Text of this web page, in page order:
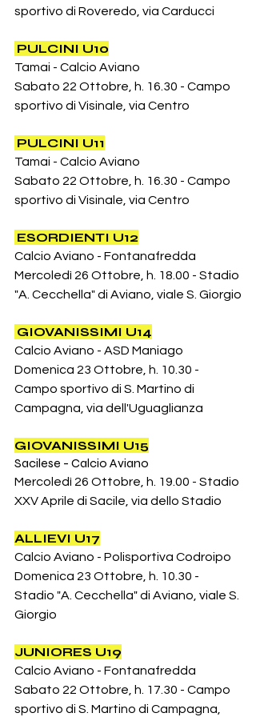
sportivo di Roveredo, via Carducci
PULCINI U10
Tamai - Calcio Aviano
Sabato 22 Ottobre, h. 16.30 - Campo
sportivo di Visinale, via Centro
PULCINI U11
Tamai - Calcio Aviano
Sabato 22 Ottobre, h. 16.30 - Campo
sportivo di Visinale, via Centro
ESORDIENTI U12
Calcio Aviano - Fontanafredda
Mercoledì 26 Ottobre, h. 18.00 - Stadio
"A. Cecchella" di Aviano, viale S. Giorgio
GIOVANISSIMI U14
Calcio Aviano - ASD Maniago
Domenica 23 Ottobre, h. 10.30 -
Campo sportivo di S. Martino di
Campagna, via dell'Uguaglianza
GIOVANISSIMI U15
Sacilese - Calcio Aviano
Mercoledì 26 Ottobre, h. 19.00 - Stadio
XXV Aprile di Sacile, via dello Stadio
ALLIEVI U17
Calcio Aviano - Polisportiva Codroipo
Domenica 23 Ottobre, h. 10.30 -
Stadio "A. Cecchella" di Aviano, viale S.
Giorgio
JUNIORES U19
Calcio Aviano - Fontanafredda
Sabato 22 Ottobre, h. 17.30 - Campo
sportivo di S. Martino di Campagna,